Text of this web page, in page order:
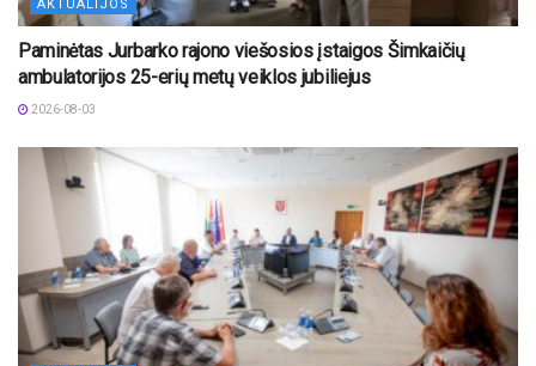
AKTUALIJOS
Paminėtas Jurbarko rajono viešosios įstaigos Šimkaičių
ambulatorijos 25-erių metų veiklos jubiliejus
2026-08-03